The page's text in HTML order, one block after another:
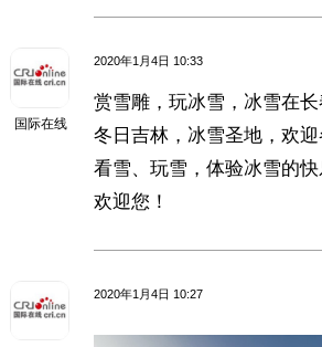
国际在线
2020年1月4日 10:33
赏雪雕，玩冰雪，冰雪在长
冬日吉林，冰雪圣地，欢
看雪、玩雪，体验冰雪的
欢迎您！
2020年1月4日 10:27